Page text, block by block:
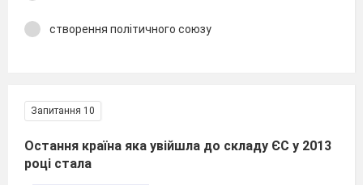
створення політичного союзу
Запитання 10
Остання країна яка увійшла до складу ЄС у 2013
році стала